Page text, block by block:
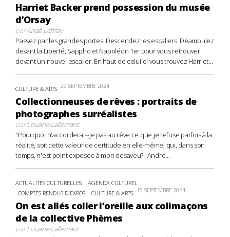
Harriet Backer prend possession du musée
d’Orsay
parAnaë Leffray
Passez par les grandes portes. Descendez les escaliers. Déambulez
devant la Liberté, Sappho et Napoléon 1er pour vous retrouver
devant un nouvel escalier. En haut de celui-ci vous trouvez Harriet...
CULTURE & ARTS 29 SEPTEMBRE 2024
Collectionneuses de rêves : portraits de
photographes surréalistes
parLouane Lallemant
"Pourquoi n'accorderais-je pas au rêve ce que je refuse parfois à la
réalité, soit cette valeur de certitude en elle-même, qui, dans son
temps, n'est point exposée à mon désaveu?" André...
ACTUALITÉS CULTURELLES
AGENDA CULTUREL
COMPTES RENDUS D'EXPOS
CULTURE & ARTS 15 SEPTEMBRE 2024
On est allés coller l’oreille aux colimaçons
de la collective Phèmes
parLouane Lallemant